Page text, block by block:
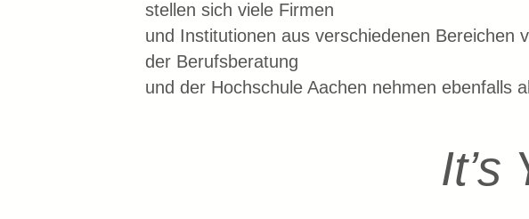
stellen sich viele Firmen
und Institutionen aus verschiedenen Bereichen
der Berufsberatung
und der Hochschule Aachen nehmen ebenfalls
It’s